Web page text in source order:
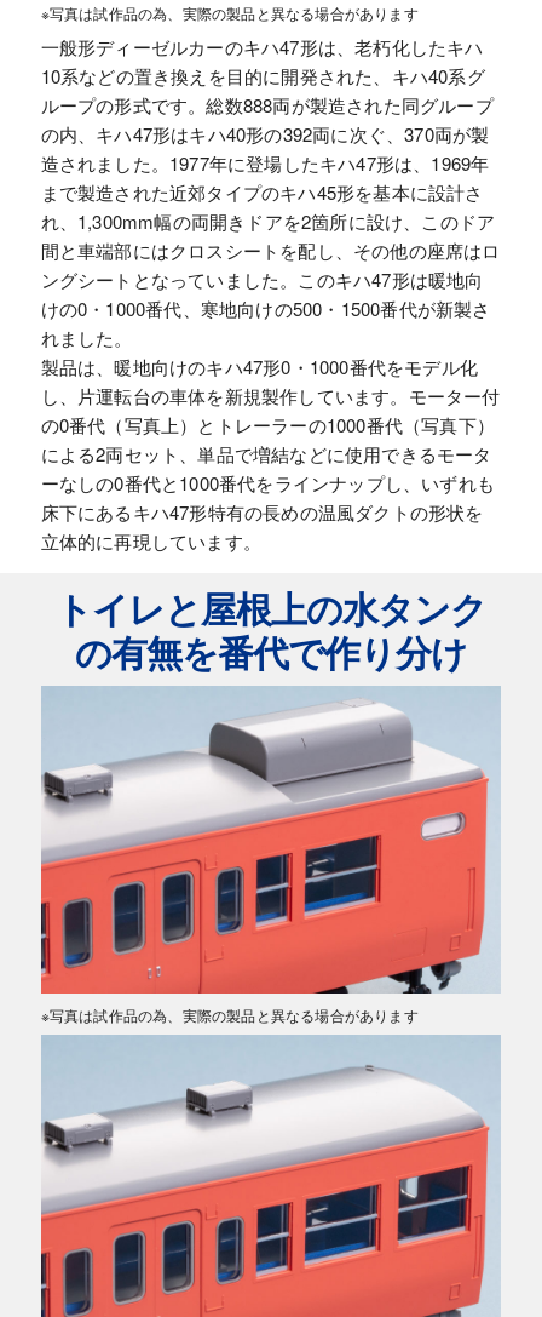
※写真は試作品の為、実際の製品と異なる場合があります
一般形ディーゼルカーのキハ47形は、老朽化したキハ
10系などの置き換えを目的に開発された、キハ40系グ
ループの形式です。総数888両が製造された同グループ
の内、キハ47形はキハ40形の392両に次ぐ、370両が製
造されました。1977年に登場したキハ47形は、1969年
まで製造された近郊タイプのキハ45形を基本に設計さ
れ、1,300mm幅の両開きドアを2箇所に設け、このドア
間と車端部にはクロスシートを配し、その他の座席はロ
ングシートとなっていました。このキハ47形は暖地向
けの0・1000番代、寒地向けの500・1500番代が新製さ
れました。
製品は、暖地向けのキハ47形0・1000番代をモデル化
し、片運転台の車体を新規製作しています。モーター付
の0番代（写真上）とトレーラーの1000番代（写真下）
による2両セット、単品で増結などに使用できるモータ
ーなしの0番代と1000番代をラインナップし、いずれも
床下にあるキハ47形特有の長めの温風ダクトの形状を
立体的に再現しています。
トイレと屋根上の水タンク
の有無を番代で作り分け
※写真は試作品の為、実際の製品と異なる場合があります